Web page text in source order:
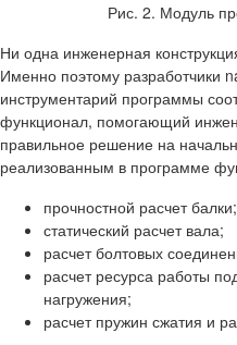
Рис. 2. Модуль
Ни одна инженерная
Именно поэтому разработчики
инструментарий программы
функционал, помогающий
правильное решение на
реализованным в программе
прочностной расчет балки;
статический расчет вала;
расчет болтовых
расчет ресурса работы
нагружения;
расчет пружин сжатия и